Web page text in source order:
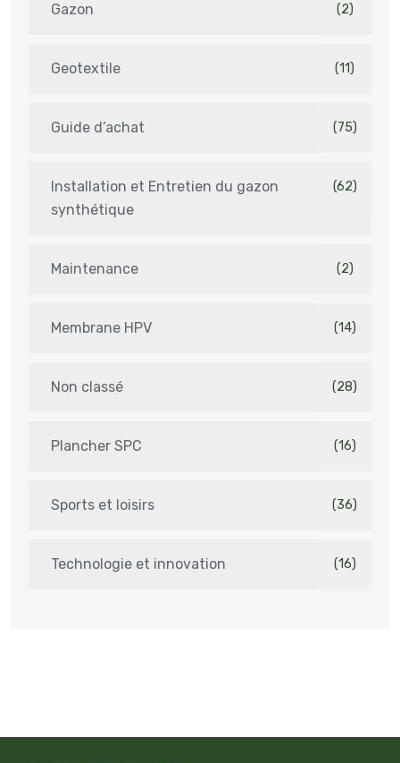
Gazon (2)
Geotextile (11)
Guide d’achat (75)
Installation et Entretien du gazon
synthétique
(62)
Maintenance (2)
Membrane HPV (14)
Non classé (28)
Plancher SPC (16)
Sports et loisirs (36)
Technologie et innovation (16)